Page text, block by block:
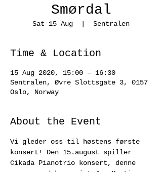
Smørdal
Sat 15 Aug Sentralen
Time & Location
15 Aug 2020, 15:00 – 16:30
Sentralen, Øvre Slottsgate 3, 0157
Oslo, Norway
About the Event
Vi gleder oss til høstens første
konsert! Den 15.august spiller
Cikada Pianotrio konsert, denne